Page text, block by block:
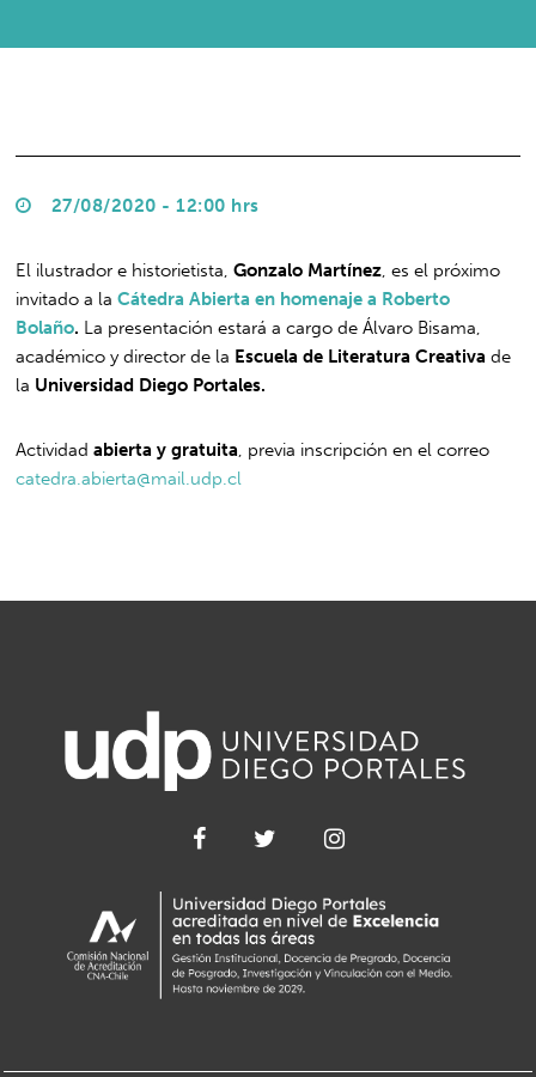
27/08/2020 - 12:00 hrs
El ilustrador e historietista,Gonzalo Martínez, es el próximo
invitado a la Cátedra Abierta en homenaje a Roberto
Bolaño. La presentación estará a cargo de Álvaro Bisama,
académico y director de la Escuela de Literatura Creativa de
la Universidad Diego Portales.
Actividad abierta y gratuita, previa inscripción en el correo
catedra.abierta@mail.udp.cl